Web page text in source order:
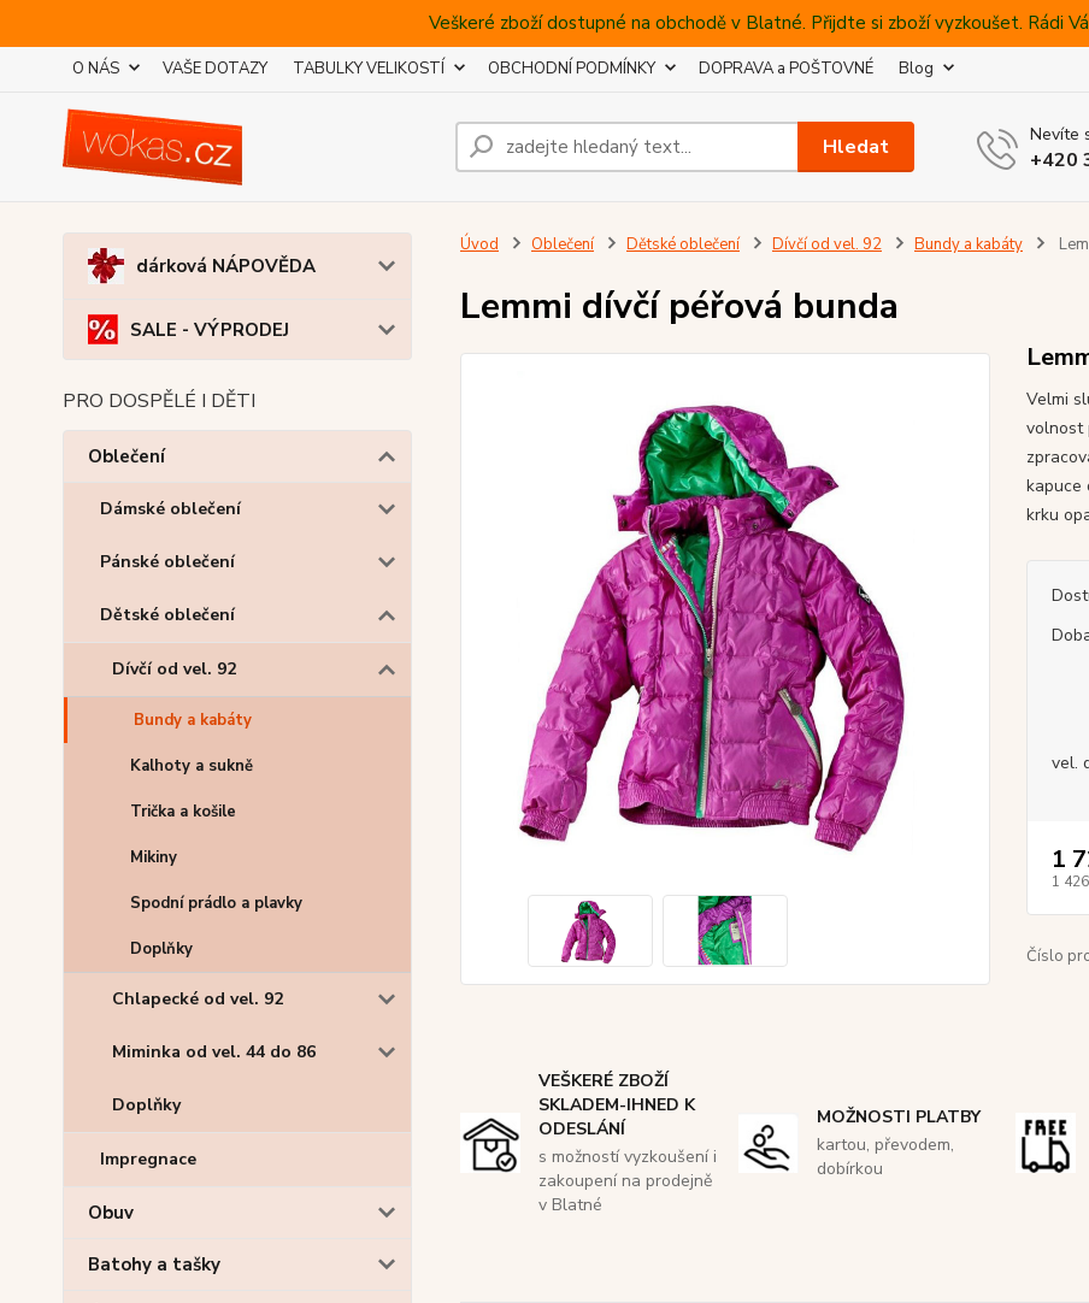
Veškeré zboží dostupné na obchodě v Blatné. Přijdte si zboží vyzkoušet. Rádi
O NÁS VAŠE DOTAZY TABULKY VELIKOSTÍ OBCHODNÍ PODMÍNKY DOPRAVA a POŠTOVNÉ Blog
Hledat Nevíte
+420
dárková NÁPOVĚDA
SALE - VÝPRODEJ
PRO DOSPĚLÉ I DĚTI
Oblečení
Dámské oblečení
Pánské oblečení
Dětské oblečení
Dívčí od vel. 92
Bundy a kabáty
Kalhoty a sukně
Trička a košile
Mikiny
Spodní prádlo a plavky
Doplňky
Chlapecké od vel. 92
Miminka od vel. 44 do 86
Doplňky
Impregnace
Obuv
Batohy a tašky
Úvod Oblečení Dětské oblečení Dívčí od vel. 92 Bundy a kabáty
Lemmi dívčí péřová bunda
Velmi
volnost
kapuce
krku
vel.
1
1
Číslo
VEŠKERÉ ZBOŽÍ
SKLADEM-IHNED K
ODESLÁNÍ
s možností vyzkoušení i
zakoupení na prodejně
v Blatné
MOŽNOSTI PLATBY
kartou, převodem,
dobírkou